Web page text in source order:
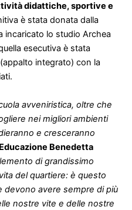
didattiche, sportive e
è stata donata dalla
incaricato lo studio Archea
esecutiva è stata
integrato) con la
avveniristica, oltre che
nei migliori ambienti
e cresceranno
Benedetta
di grandissimo
del quartiere: è questo
devono avere sempre di più
nostre vite e delle nostre